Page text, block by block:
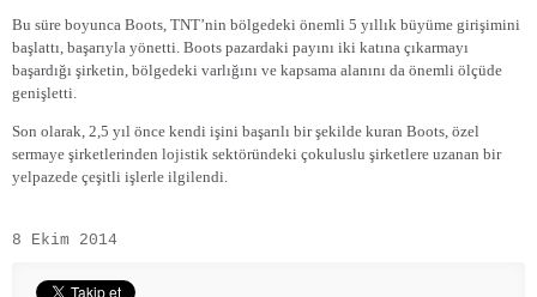
Bu süre boyunca Boots, TNT’nin bölgedeki önemli 5 yıllık büyüme girişimini
başlattı, başarıyla yönetti. Boots pazardaki payını iki katına çıkarmayı
başardığı şirketin, bölgedeki varlığını ve kapsama alanını da önemli ölçüde
genişletti.
Son olarak, 2,5 yıl önce kendi işini başarılı bir şekilde kuran Boots, özel
sermaye şirketlerinden lojistik sektöründeki çokuluslu şirketlere uzanan bir
yelpazede çeşitli işlerle ilgilendi.
8 Ekim 2014